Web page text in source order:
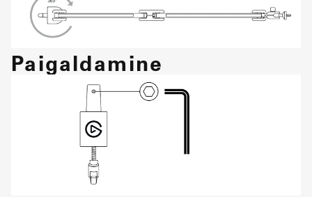
Paigaldamine